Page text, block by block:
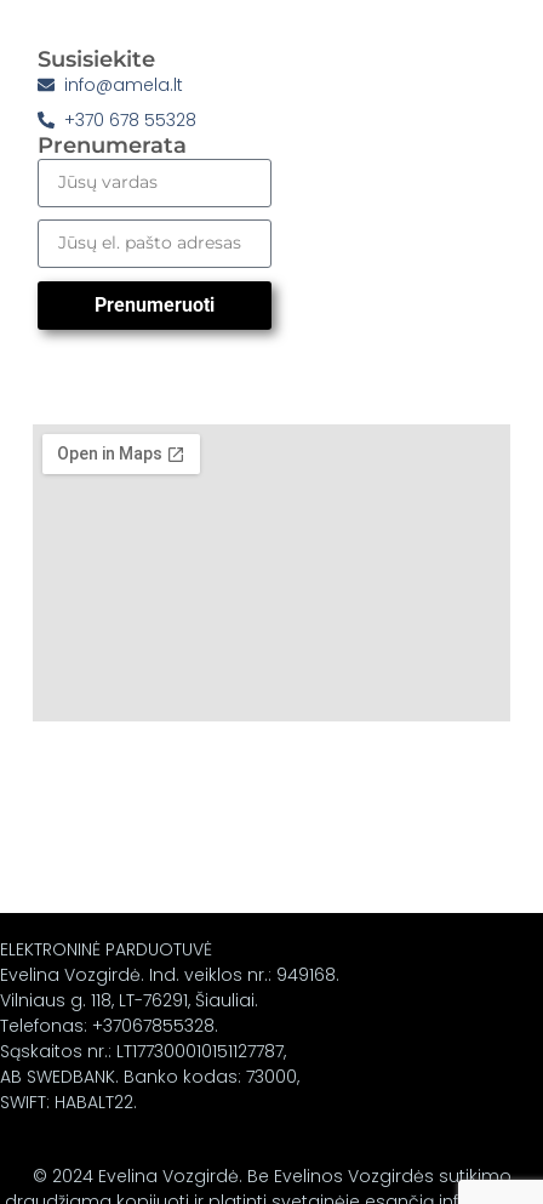
Susisiekite
info@amela.lt
+370 678 55328
Prenumerata
Prenumeruoti
ELEKTRONINĖ PARDUOTUVĖ
Evelina Vozgirdė. Ind. veiklos nr.: 949168.
Vilniaus g. 118, LT-76291, Šiauliai.
Telefonas: +37067855328.
Sąskaitos nr.: LT177300010151127787,
AB SWEDBANK. Banko kodas: 73000,
SWIFT: HABALT22.
© 2024 Evelina Vozgirdė. Be Evelinos Vozgirdės sutikimo